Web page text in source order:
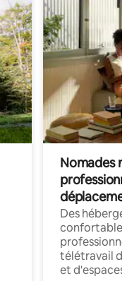
Nomades
déplacement
Des
confortables
professionnels
télétravail
et d'espaces